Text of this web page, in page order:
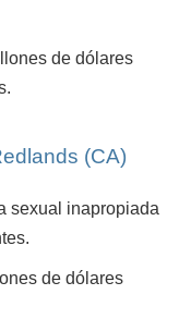
de dólares
(CA)
sexual inapropiada
de dólares